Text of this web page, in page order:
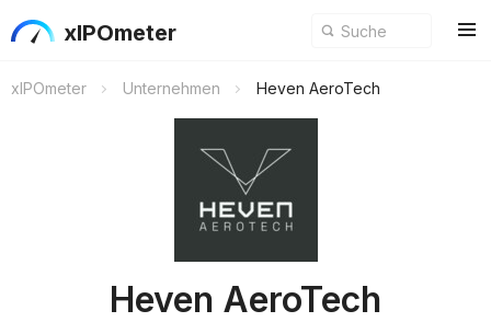
xIPOmeter
xIPOmeter Unternehmen Heven AeroTech
Heven AeroTech